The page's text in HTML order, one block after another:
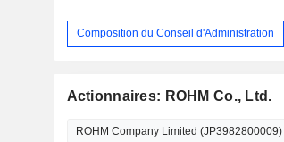
Composition du Conseil d'Administration
Actionnaires: ROHM Co., Ltd.